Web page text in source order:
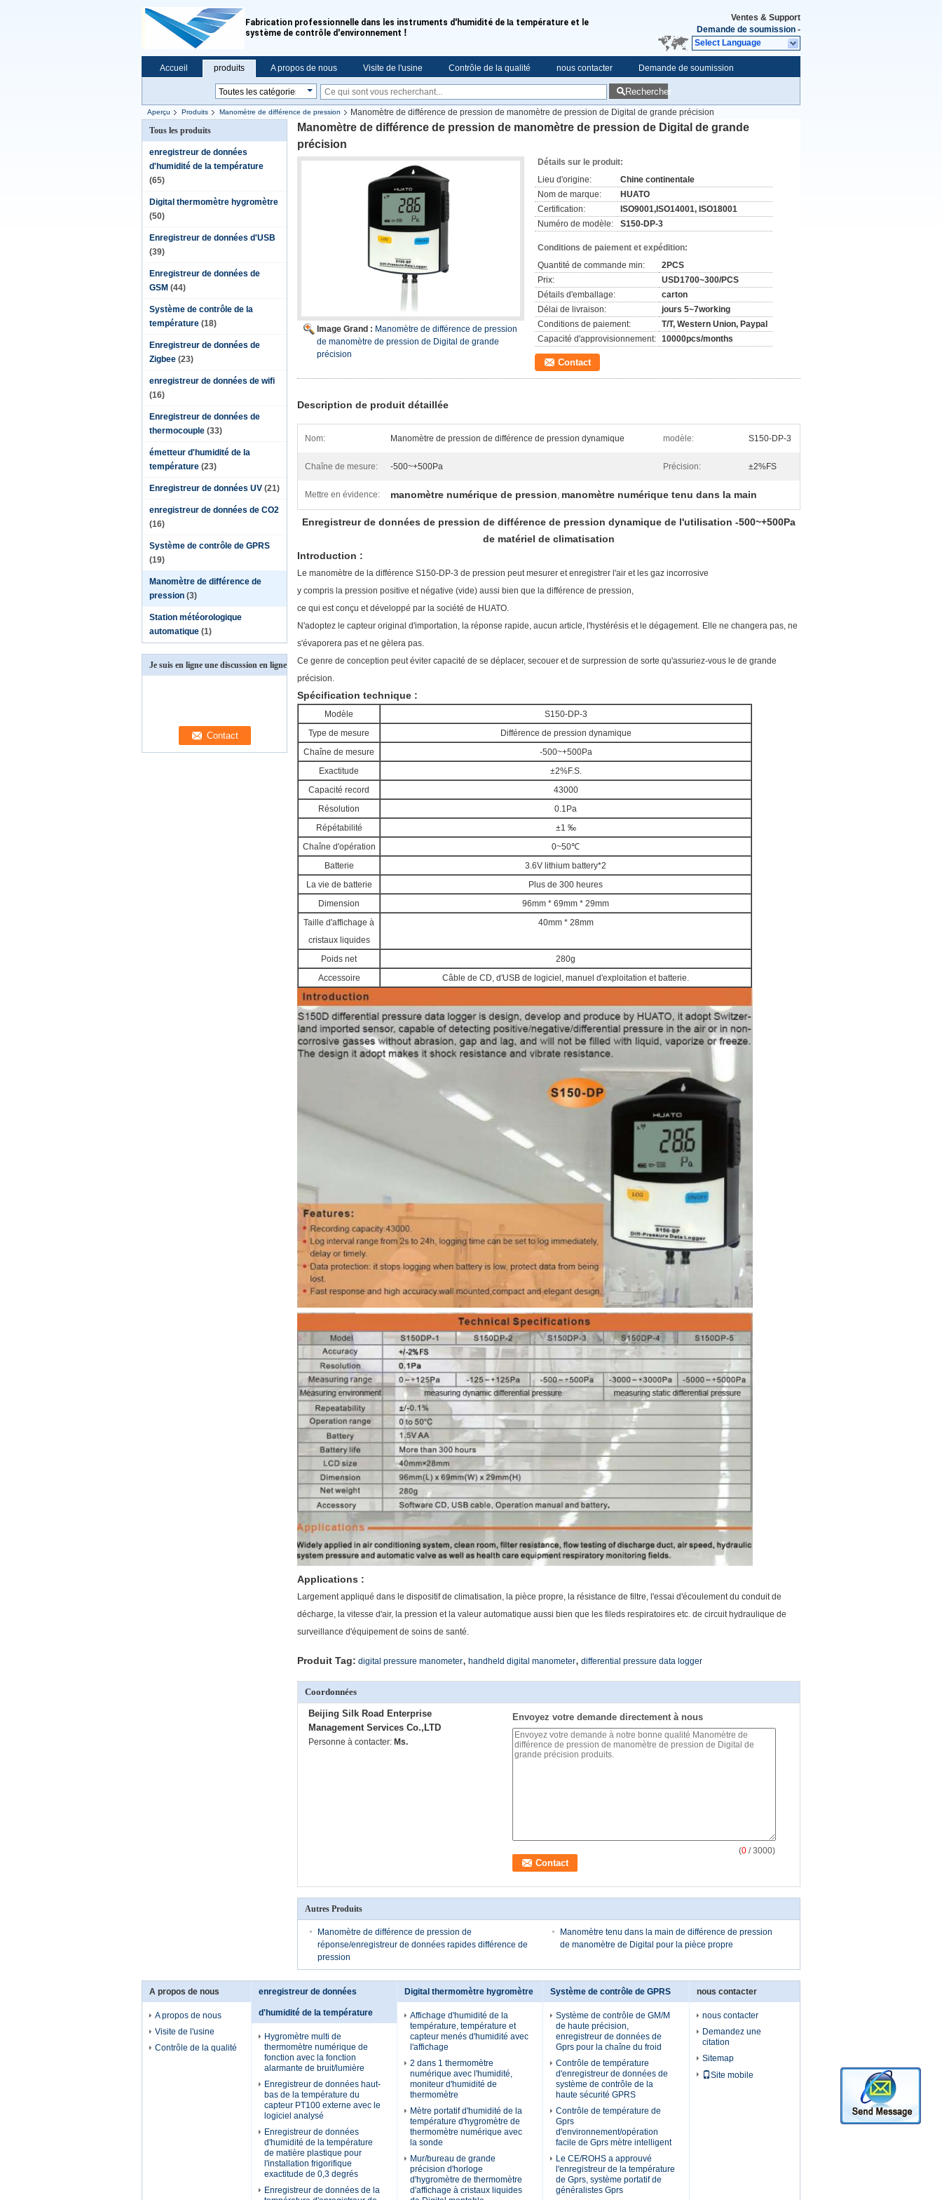
Fabrication professionnelle dans les instruments d'humidité de la température et le
système de contrôle d'environnement !
Ventes & Support
Demande de soumission -
Select Language
Accueil produits A propos de nous Visite de l'usine Contrôle de la qualité nous contacter Demande de soumission
Rechercher
Aperçu Produits Manomètre de différence de pression
Manomètre de différence de pression de manomètre de pression de Digital de grande précision
Tous les produits
enregistreur de données
d'humidité de la température
(65)
Digital thermomètre hygromètre
(50)
Enregistreur de données d'USB
(39)
Enregistreur de données de
GSM (44)
Système de contrôle de la
température (18)
Enregistreur de données de
Zigbee (23)
enregistreur de données de wifi
(16)
Enregistreur de données de
thermocouple (33)
émetteur d'humidité de la
température (23)
Enregistreur de données UV (21)
enregistreur de données de CO2
(16)
Système de contrôle de GPRS
(19)
Manomètre de différence de
pression (3)
Station météorologique
automatique (1)
Je suis en ligne une discussion en ligne
Manomètre de différence de pression de manomètre de pression de Digital de grande
précision
Image Grand : Manomètre de différence de pression
de manomètre de pression de Digital de grande
précision
Détails sur le produit:
Lieu d'origine:
Chine continentale
Nom de marque:
HUATO
Certification:
ISO9001,ISO14001, ISO18001
Numéro de modèle:
S150-DP-3
Conditions de paiement et expédition:
Quantité de commande min:
2PCS
Prix:
USD1700~300/PCS
Détails d'emballage:
carton
Délai de livraison:
jours 5~7working
Conditions de paiement:
T/T, Western Union, Paypal
Capacité d'approvisionnement: 10000pcs/months
Contact
Description de produit détaillée
Nom: Manomètre de pression de différence de pression dynamique modèle: S150-DP-3
Chaîne de mesure: -500~+500Pa Précision: ±2%FS
Mettre en évidence: manomètre numérique de pression, manomètre numérique tenu dans la main
Enregistreur de données de pression de différence de pression dynamique de l'utilisation -500~+500Pa
de matériel de climatisation
Introduction :
Le manomètre de la différence S150-DP-3 de pression peut mesurer et enregistrer l'air et les gaz incorrosive
y compris la pression positive et négative (vide) aussi bien que la différence de pression,
ce qui est conçu et développé par la société de HUATO.
N'adoptez le capteur original d'importation, la réponse rapide, aucun article, l'hystérésis et le dégagement. Elle ne changera pas, ne
s'évaporera pas et ne gèlera pas.
Ce genre de conception peut éviter capacité de se déplacer, secouer et de surpression de sorte qu'assuriez-vous le de grande
précision.
Spécification technique :
Modèle
S150-DP-3
Type de mesure
Différence de pression dynamique
Chaîne de mesure
-500~+500Pa
Exactitude
±2%F.S.
Capacité record
43000
Résolution
0.1Pa
Répétabilité
±1 ‰
Chaîne d'opération
0~50℃
Batterie
3.6V lithium battery*2
La vie de batterie
Plus de 300 heures
Dimension
96mm * 69mm * 29mm
Taille d'affichage à
cristaux liquides
40mm * 28mm
Poids net
280g
Accessoire
Câble de CD, d'USB de logiciel, manuel d'exploitation et batterie.
Applications :
Largement appliqué dans le dispositif de climatisation, la pièce propre, la résistance de filtre, l'essai d'écoulement du conduit de
décharge, la vitesse d'air, la pression et la valeur automatique aussi bien que les fileds respiratoires etc. de circuit hydraulique de
surveillance d'équipement de soins de santé.
Produit Tag: digital pressure manometer, handheld digital manometer, differential pressure data logger
Coordonnées
Beijing Silk Road Enterprise
Management Services Co.,LTD
Personne à contacter: Ms.
Envoyez votre demande directement à nous
(0 / 3000)
Autres Produits
Manomètre de différence de pression de
réponse/enregistreur de données rapides différence de
pression
Manomètre tenu dans la main de différence de pression
de manomètre de Digital pour la pièce propre
A propos de nous
A propos de nous
Visite de l'usine
Contrôle de la qualité
enregistreur de données
d'humidité de la température
Hygromètre multi de
thermomètre numérique de
fonction avec la fonction
alarmante de bruit/lumière
Enregistreur de données haut-
bas de la température du
capteur PT100 externe avec le
logiciel analysé
Enregistreur de données
d'humidité de la température
de matière plastique pour
l'installation frigorifique
exactitude de 0,3 degrés
Enregistreur de données de la
Digital thermomètre hygromètre
Affichage d'humidité de la
température, température et
capteur menés d'humidité avec
l'affichage
2 dans 1 thermomètre
numérique avec l'humidité,
moniteur d'humidité de
thermomètre
Mètre portatif d'humidité de la
température d'hygromètre de
thermomètre numérique avec
la sonde
Mur/bureau de grande
précision d'horloge
d'hygromètre de thermomètre
d'affichage à cristaux liquides
Système de contrôle de GPRS
Système de contrôle de GM/M
de haute précision,
enregistreur de données de
Gprs pour la chaîne du froid
Contrôle de température
d'enregistreur de données de
système de contrôle de la
haute sécurité GPRS
Contrôle de température de
Gprs
d'environnement/opération
facile de Gprs mètre intelligent
Le CE/ROHS a approuvé
l'enregistreur de la température
de Gprs, système portatif de
généralistes Gprs
nous contacter
nous contacter
Demandez une
citation
Sitemap
Site mobile